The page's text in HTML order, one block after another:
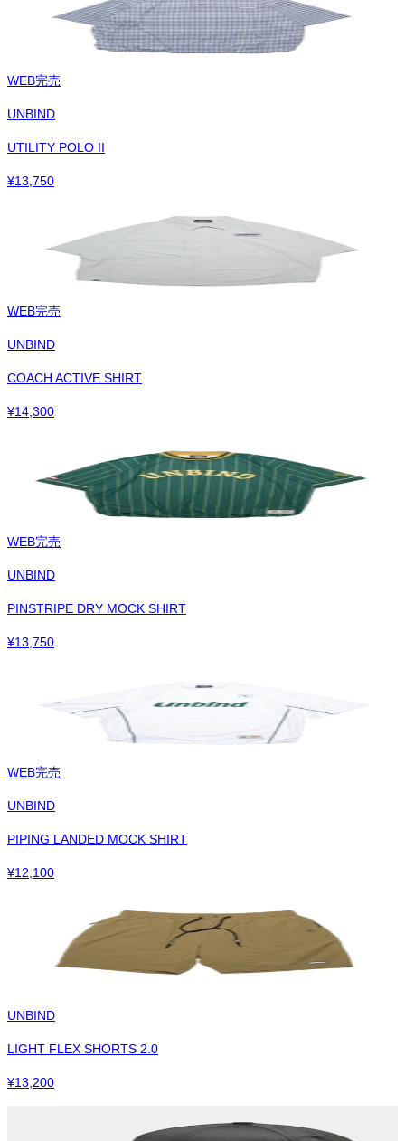
WEB完売
UNBIND
UTILITY POLO II
¥13,750
WEB完売
UNBIND
COACH ACTIVE SHIRT
¥14,300
WEB完売
UNBIND
PINSTRIPE DRY MOCK SHIRT
¥13,750
WEB完売
UNBIND
PIPING LANDED MOCK SHIRT
¥12,100
UNBIND
LIGHT FLEX SHORTS 2.0
¥13,200